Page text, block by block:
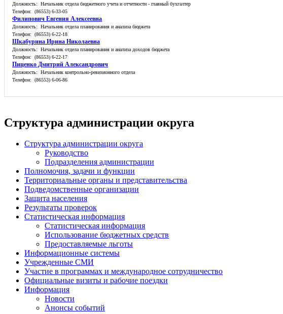
Должность: Начальник отдела бюджетного учета и отчетности - главный бухгалтер
Телефон: (86553) 6-33-05
Филипович Евгения Алексеевна
Должность: Начальник отдела планирования и анализа бюджета
Телефон: (86553) 6-22-18
Шкабурина Ирина Николаевна
Должность: Начальник отдела планирования и анализа доходов бюджета
Телефон: (86553) 6-22-17
Пиценко Дмитрий Александрович
Должность: Начальник контрольно-ревизионного отдела
Телефон: (86553) 6-06-86
Структура администрации округа
Структура администрации округа
Руководство
Подразделения администрации
Полномочия, задачи и функции
Территориальные органы и представительства
Подведомственные организации
Защита населения
Результаты проверок
Статистическая информация
Статистическая информация
Использование бюджетных средств
Предоставляемые льготы
Информационные системы
Учрежденные СМИ
Участие в программах и международное сотрудничество
Официальные визиты и рабочие поездки
Информация
Новости
Анонсы событий